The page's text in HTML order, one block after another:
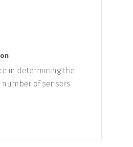
in determining the
number of sensors